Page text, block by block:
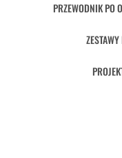
PRZEWODNIK PO